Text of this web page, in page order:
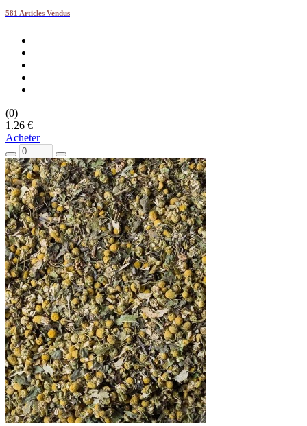
581 Articles Vendus
(0)
1.26 €
Acheter